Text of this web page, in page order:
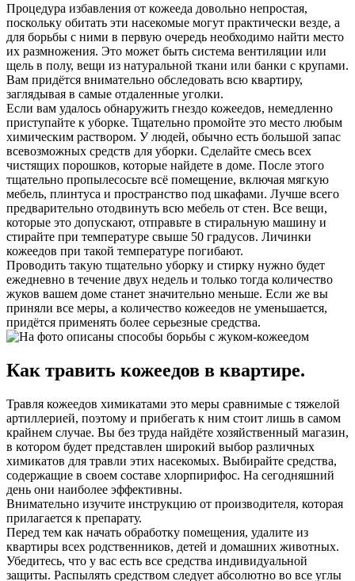
Процедура избавления от кожееда довольно непростая,
поскольку обитать эти насекомые могут практически везде, а
для борьбы с ними в первую очередь необходимо найти место
их размножения. Это может быть система вентиляции или
щель в полу, вещи из натуральной ткани или банки с крупами.
Вам придётся внимательно обследовать всю квартиру,
заглядывая в самые отдаленные уголки.
Если вам удалось обнаружить гнездо кожеедов, немедленно
приступайте к уборке. Тщательно промойте это место любым
химическим раствором. У людей, обычно есть большой запас
всевозможных средств для уборки. Сделайте смесь всех
чистящих порошков, которые найдете в доме. После этого
тщательно пропылесосьте всё помещение, включая мягкую
мебель, плинтуса и пространство под шкафами. Лучше всего
предварительно отодвинуть всю мебель от стен. Все вещи,
которые это допускают, отправьте в стиральную машину и
стирайте при температуре свыше 50 градусов. Личинки
кожеедов при такой температуре погибают.
Проводить такую тщательно уборку и стирку нужно будет
ежедневно в течение двух недель и только тогда количество
жуков вашем доме станет значительно меньше. Если же вы
приняли все меры, а количество кожеедов не уменьшается,
придётся применять более серьезные средства.
Как травить кожеедов в квартире.
Травля кожеедов химикатами это меры сравнимые с тяжелой
артиллерией, поэтому и прибегать к ним стоит лишь в самом
крайнем случае. Вы без труда найдёте хозяйственный магазин,
в котором будет представлен широкий выбор различных
химикатов для травли этих насекомых. Выбирайте средства,
содержащие в своем составе хлорпирифос. На сегодняшний
день они наиболее эффективны.
Внимательно изучите инструкцию от производителя, которая
прилагается к препарату.
Перед тем как начать обработку помещения, удалите из
квартиры всех родственников, детей и домашних животных.
Убедитесь, что у вас есть все средства индивидуальной
защиты. Распылять средством следует абсолютно во все углы